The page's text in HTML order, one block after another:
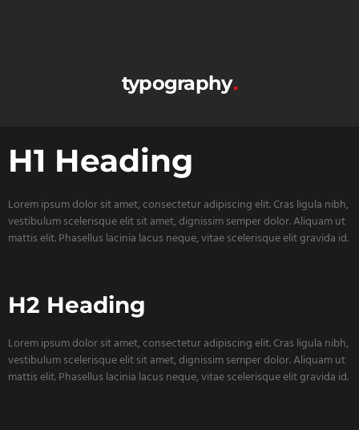
typography
H1 Heading
Lorem ipsum dolor sit amet, consectetur adipiscing elit. Cras ligula nibh,
vestibulum scelerisque elit sit amet, dignissim semper dolor. Aliquam ut
mattis elit. Phasellus lacinia lacus neque, vitae scelerisque elit gravida id.
H2 Heading
Lorem ipsum dolor sit amet, consectetur adipiscing elit. Cras ligula nibh,
vestibulum scelerisque elit sit amet, dignissim semper dolor. Aliquam ut
mattis elit. Phasellus lacinia lacus neque, vitae scelerisque elit gravida id.